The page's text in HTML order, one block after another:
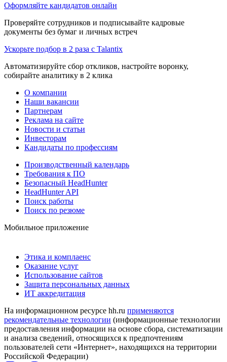
Оформляйте кандидатов онлайн
Проверяйте сотрудников и подписывайте кадровые
документы без бумаг и личных встреч
Ускорьте подбор в 2 раза с Talantix
Автоматизируйте сбор откликов, настройте воронку,
собирайте аналитику в 2 клика
О компании
Наши вакансии
Партнерам
Реклама на сайте
Новости и статьи
Инвесторам
Кандидаты по профессиям
Производственный календарь
Требования к ПО
Безопасный HeadHunter
HeadHunter API
Поиск работы
Поиск по резюме
Мобильное приложение
Этика и комплаенс
Оказание услуг
Использование сайтов
Защита персональных данных
ИТ аккредитация
На информационном ресурсе hh.ru применяются
рекомендательные технологии (информационные технологии
предоставления информации на основе сбора, систематизации
и анализа сведений, относящихся к предпочтениям
пользователей сети «Интернет», находящихся на территории
Российской Федерации)